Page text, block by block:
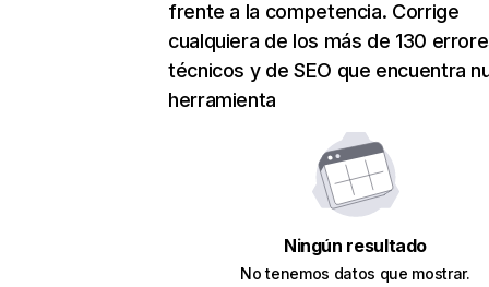
frente a la competencia. Corrige
cualquiera de los más de 130
técnicos y de SEO que encuentra
herramienta
Ningún resultado
No tenemos datos que mostrar.